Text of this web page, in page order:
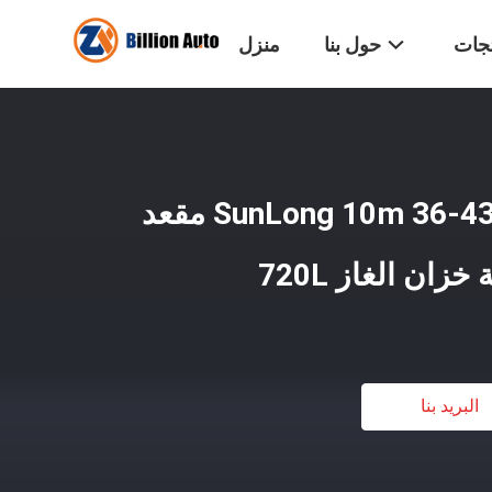
منزل حول بنا
حافلة عربة مستعملة SunLong 10m 36-43 مقعد
البريد بنا